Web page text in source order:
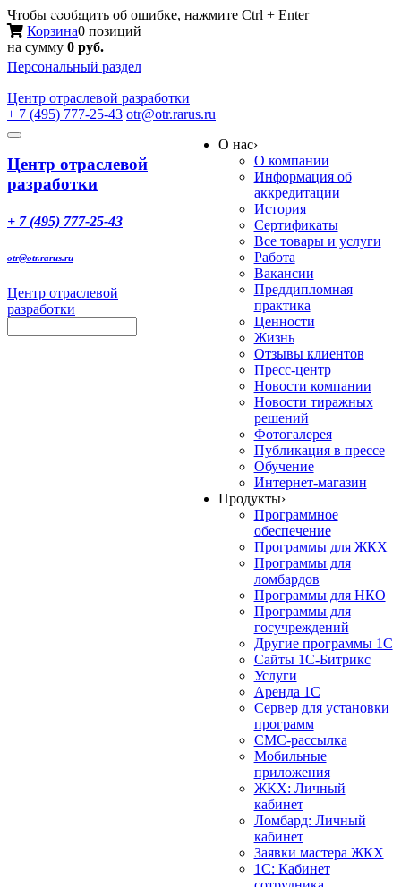
Чтобы сообщить об ошибке, нажмите Ctrl + Enter
Корзина0 позиций
на сумму 0 руб.
Персональный раздел
Центр отраслевой разработки
+ 7 (495) 777-25-43 otr@otr.rarus.ru
Toggle
Меню
Центр отраслевой
разработки
+ 7 (495) 777-25-43
otr@otr.rarus.ru
Центр отраслевой
разработки
О нас›
О компании
Информация об
аккредитации
История
Сертификаты
Все товары и услуги
Работа
Вакансии
Преддипломная
практика
Ценности
Жизнь
Отзывы клиентов
Пресс-центр
Новости компании
Новости тиражных
решений
Фотогалерея
Публикация в прессе
Обучение
Интернет-магазин
Продукты›
Программное
обеспечение
Программы для ЖКХ
Программы для
ломбардов
Программы для НКО
Программы для
госучреждений
Другие программы 1С
Сайты 1С-Битрикс
Услуги
Аренда 1С
Сервер для установки
программ
СМС-рассылка
Мобильные
приложения
ЖКХ: Личный
кабинет
Ломбард: Личный
кабинет
Заявки мастера ЖКХ
1С: Кабинет